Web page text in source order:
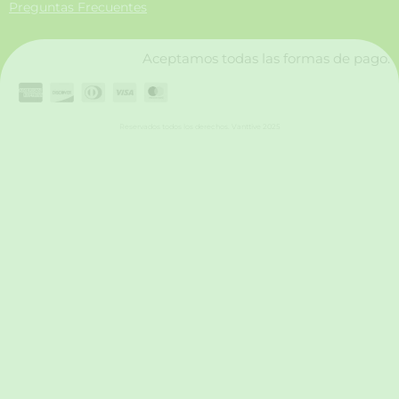
k
a
n
Preguntas Frecuentes
Aceptamos todas las formas de pago.